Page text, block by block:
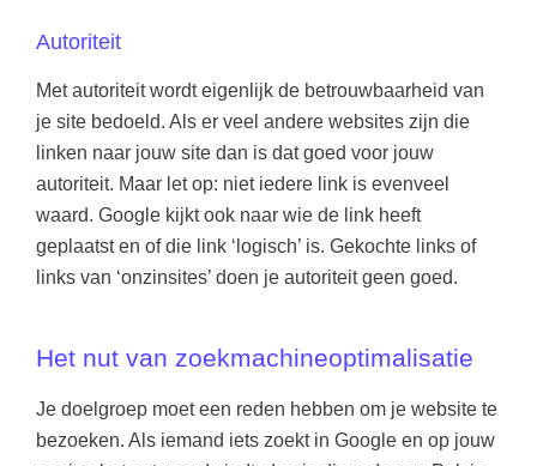
Autoriteit
Met autoriteit wordt eigenlijk de betrouwbaarheid van
je site bedoeld. Als er veel andere websites zijn die
linken naar jouw site dan is dat goed voor jouw
autoriteit. Maar let op: niet iedere link is evenveel
waard. Google kijkt ook naar wie de link heeft
geplaatst en of die link ‘logisch’ is. Gekochte links of
links van ‘onzinsites’ doen je autoriteit geen goed.
Het nut van zoekmachineoptimalisatie
Je doelgroep moet een reden hebben om je website te
bezoeken. Als iemand iets zoekt in Google en op jouw